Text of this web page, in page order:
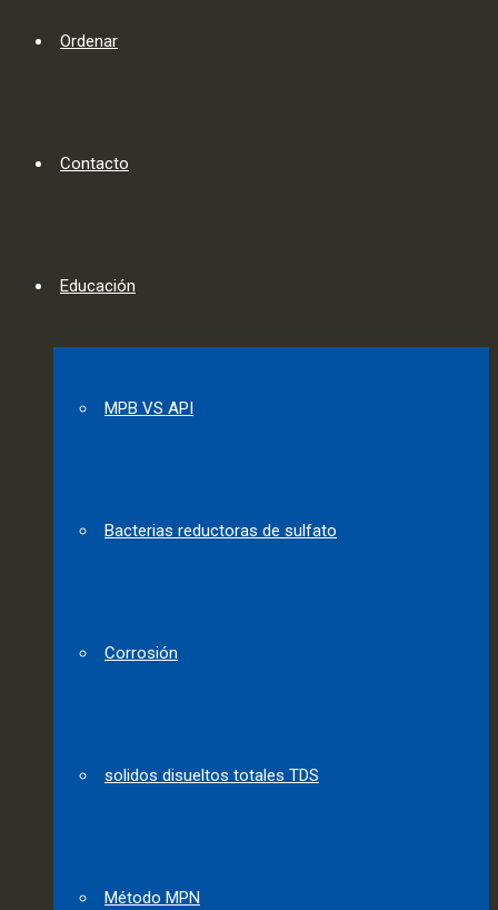
Ordenar
Contacto
Educación
MPB VS API
Bacterias reductoras de sulfato
Corrosión
solidos disueltos totales TDS
Método MPN